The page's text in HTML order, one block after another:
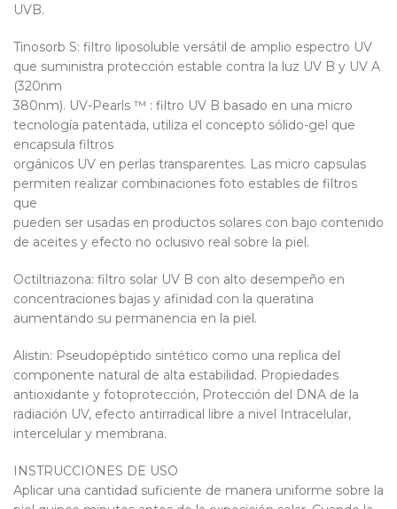
UVB.
Tinosorb S: filtro liposoluble versátil de amplio espectro UV
que suministra protección estable contra la luz UV B y UV A
(320nm
380nm). UV-Pearls ™ : filtro UV B basado en una micro
tecnología patentada, utiliza el concepto sólido-gel que
encapsula filtros
orgánicos UV en perlas transparentes. Las micro capsulas
permiten realizar combinaciones foto estables de filtros
que
pueden ser usadas en productos solares con bajo contenido
de aceites y efecto no oclusivo real sobre la piel.
Octiltriazona: filtro solar UV B con alto desempeño en
concentraciones bajas y afinidad con la queratina
aumentando su permanencia en la piel.
Alistin: Pseudopéptido sintético como una replica del
componente natural de alta estabilidad. Propiedades
antioxidante y fotoprotección, Protección del DNA de la
radiación UV, efecto antirradical libre a nivel Intracelular,
intercelular y membrana.
INSTRUCCIONES DE USO
Aplicar una cantidad suficiente de manera uniforme sobre la